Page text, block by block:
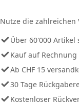
Nutze die zahlreichen
Über 60'000
Kauf auf Rechnung
Ab CHF 15
30 Tage
Kostenloser